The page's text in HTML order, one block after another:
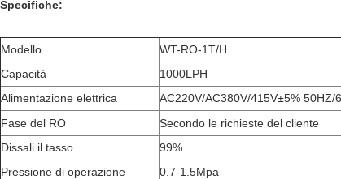
Specifiche:
Modello
WT-RO-1T/H
Capacità
1000LPH
Alimentazione elettrica
AC220V/AC380V/415V±5% 50HZ/
Fase del RO
Secondo le richieste del cliente
Dissali il tasso
99%
Pressione di operazione
0.7-1.5Mpa